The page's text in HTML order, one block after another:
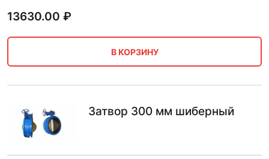
13630.00 ₽
В КОРЗИНУ
Затвор 300 мм шиберный